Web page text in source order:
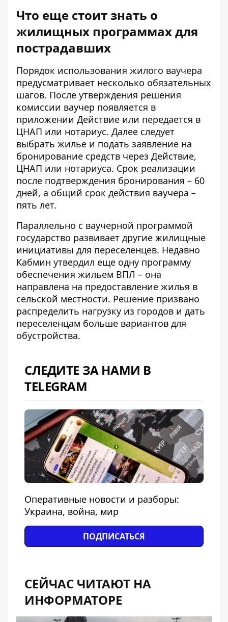
Что еще стоит знать о
жилищных программах для
пострадавших
Порядок использования жилого ваучера
предусматривает несколько обязательных
шагов. После утверждения решения
комиссии ваучер появляется в
приложении Действие или передается в
ЦНАП или нотариус. Далее следует
выбрать жилье и подать заявление на
бронирование средств через Действие,
ЦНАП или нотариуса. Срок реализации
после подтверждения бронирования – 60
дней, а общий срок действия ваучера –
пять лет.
Параллельно с ваучерной программой
государство развивает другие жилищные
инициативы для переселенцев. Недавно
Кабмин утвердил еще одну программу
обеспечения жильем ВПЛ – она
направлена ​​на предоставление жилья в
сельской местности. Решение призвано
распределить нагрузку из городов и дать
переселенцам больше вариантов для
обустройства.
СЛЕДИТЕ ЗА НАМИ В
TELEGRAM
Оперативные новости и разборы:
Украина, война, мир
ПОДПИСАТЬСЯ
СЕЙЧАС ЧИТАЮТ НА
ИНФОРМАТОРЕ